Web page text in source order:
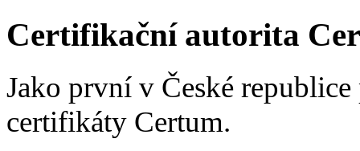
Certifikační autorita
Jako první v České
certifikáty Certum.